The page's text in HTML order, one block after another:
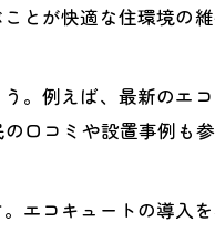
とが快適な住環境の
。例えば、最新のエ
口コミや設置事例も
エコキュートの導入